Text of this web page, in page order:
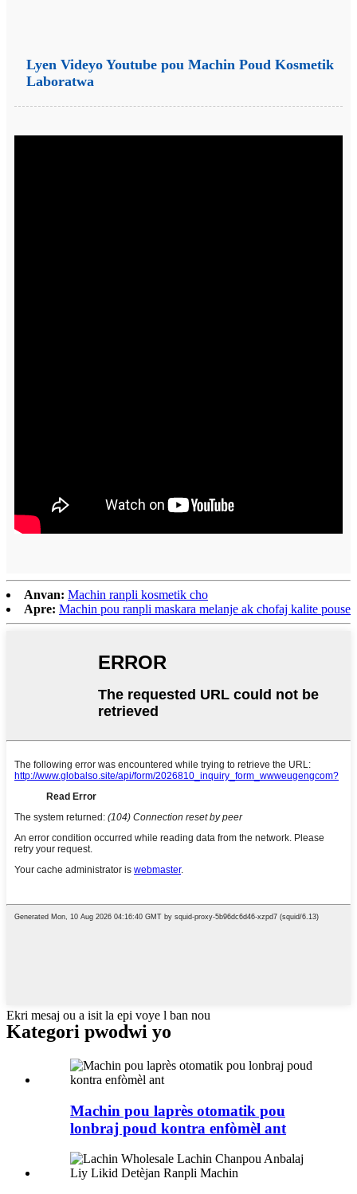
Lyen Videyo Youtube pou Machin Poud Kosmetik
Laboratwa
Anvan: Machin ranpli kosmetik cho
Apre: Machin pou ranpli maskara melanje ak chofaj kalite pouse
Ekri mesaj ou a isit la epi voye l ban nou
Kategori pwodwi yo
Machin pou laprès otomatik pou
lonbraj poud kontra enfòmèl ant